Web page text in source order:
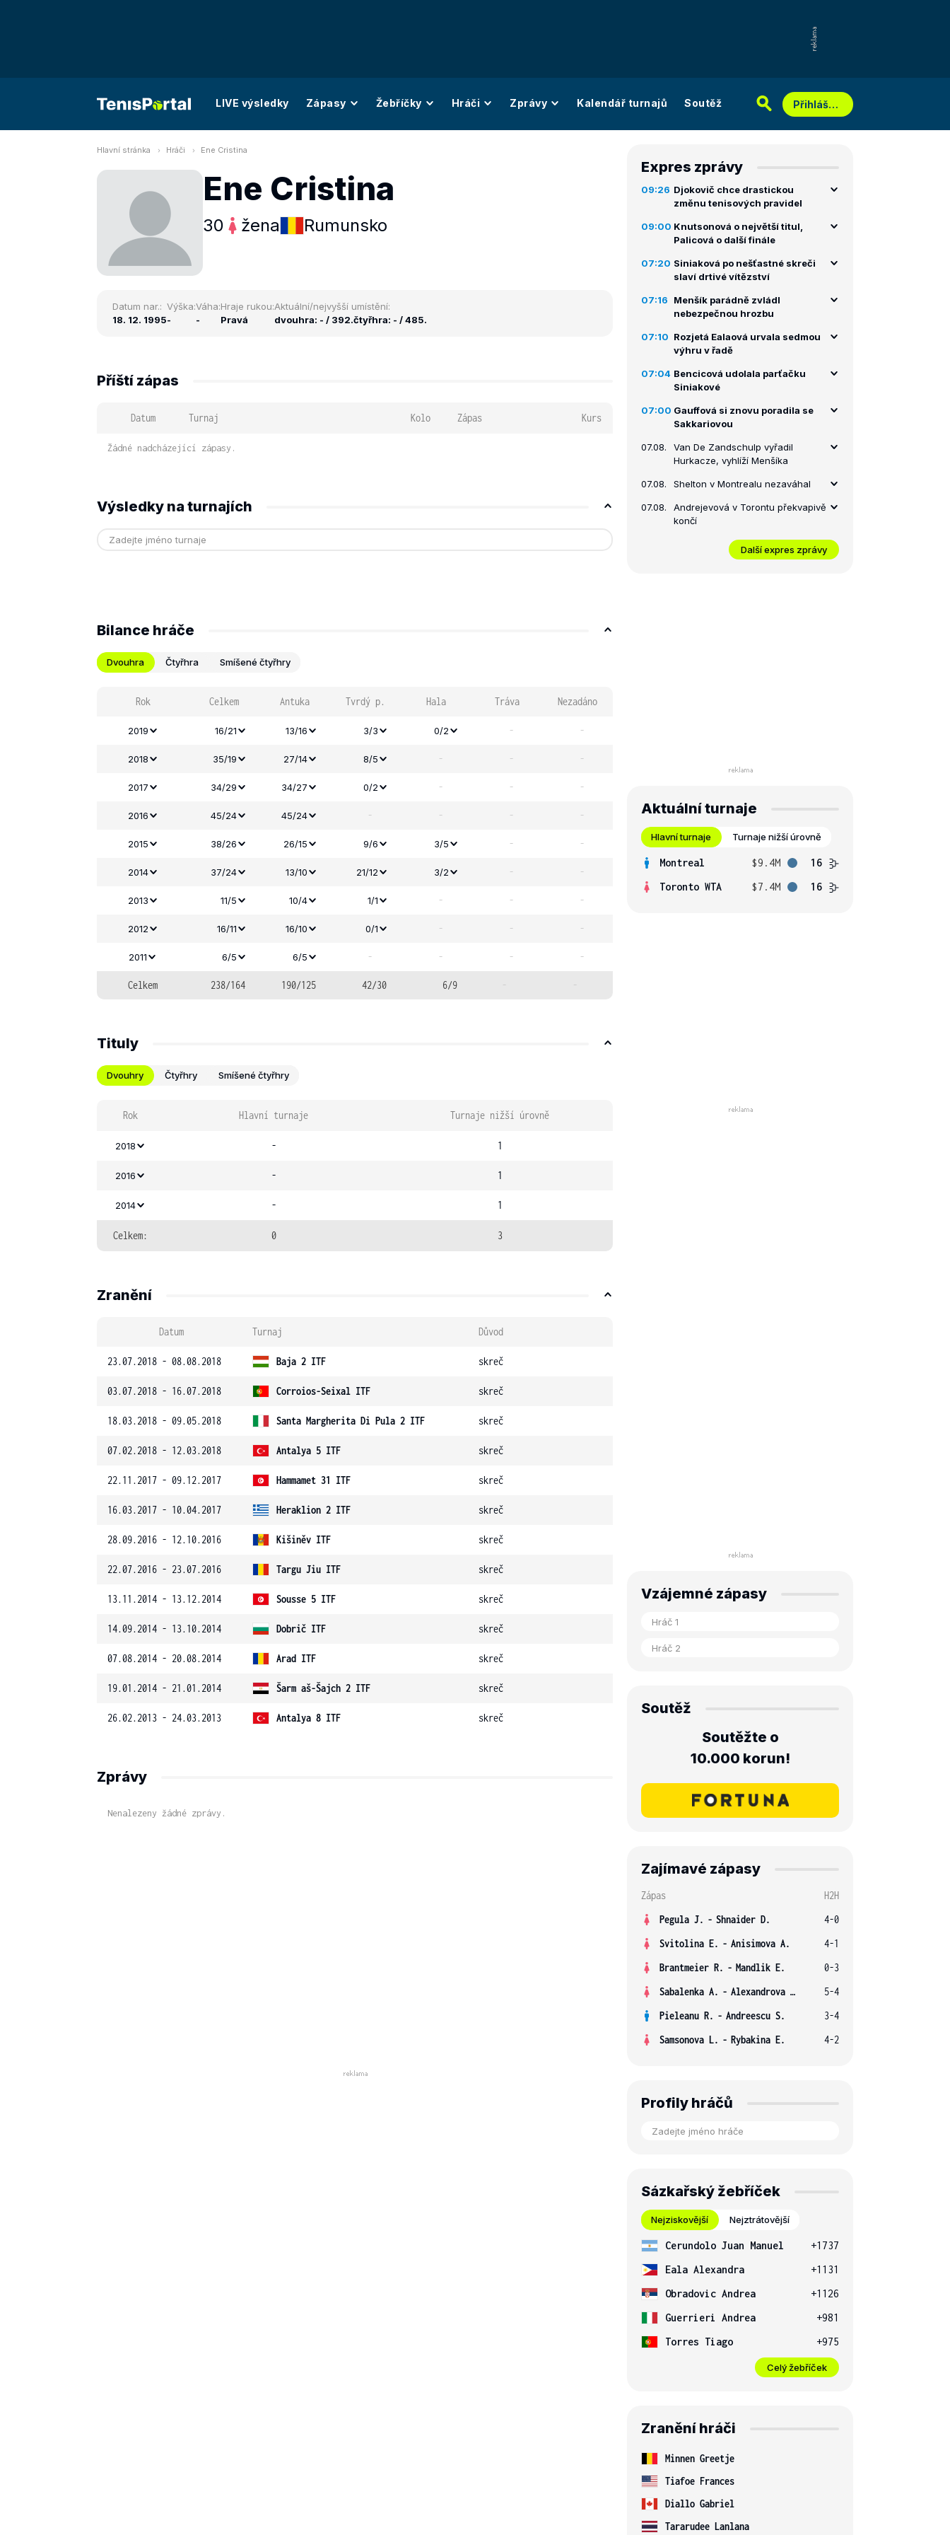
LIVE výsledky Zápasy Žebříčky Hráči Zprávy Kalendář turnajů Soutěž Přihlášení
Hlavní stránka Hráči Ene Cristina
Ene Cristina
30 žena Rumunsko
Datum nar.:
18. 12. 1995
Výška:
-
Váha:
-
Hraje rukou:
Pravá
Aktuální/nejvyšší umístění:
dvouhra: - / 392.čtyřhra: - / 485.
Příští zápas
Datum Turnaj Kolo Zápas Kurs
Žádné nadcházející zápasy.
Výsledky na turnajích
Bilance hráče
Dvouhra Čtyřhra Smíšené čtyřhry
Rok Celkem Antuka Tvrdý p. Hala Tráva Nezadáno
2019 16/21 13/16 3/3 0/2 - -
2018 35/19 27/14 8/5 - - -
2017 34/29 34/27 0/2 - - -
2016 45/24 45/24 - - - -
2015 38/26 26/15 9/6 3/5 - -
2014 37/24 13/10 21/12 3/2 - -
2013 11/5 10/4 1/1 - - -
2012 16/11 16/10 0/1 - - -
2011 6/5 6/5 - - - -
Celkem 238/164 190/125 42/30 6/9 - -
Tituly
Dvouhry Čtyřhry Smíšené čtyřhry
Rok Hlavní turnaje Turnaje nižší úrovně
2018 - 1
2016 - 1
2014 - 1
Celkem: 0 3
Zranění
Datum Turnaj Důvod
23.07.2018 - 08.08.2018 Baja 2 ITF skreč
03.07.2018 - 16.07.2018 Corroios-Seixal ITF skreč
18.03.2018 - 09.05.2018 Santa Margherita Di Pula 2 ITF skreč
07.02.2018 - 12.03.2018 Antalya 5 ITF skreč
22.11.2017 - 09.12.2017 Hammamet 31 ITF skreč
16.03.2017 - 10.04.2017 Heraklion 2 ITF skreč
28.09.2016 - 12.10.2016 Kišiněv ITF skreč
22.07.2016 - 23.07.2016 Targu Jiu ITF skreč
13.11.2014 - 13.12.2014 Sousse 5 ITF skreč
14.09.2014 - 13.10.2014 Dobrič ITF skreč
07.08.2014 - 20.08.2014 Arad ITF skreč
19.01.2014 - 21.01.2014 Šarm aš-Šajch 2 ITF skreč
26.02.2013 - 24.03.2013 Antalya 8 ITF skreč
Zprávy
Nenalezeny žádné zprávy.
Expres zprávy
09:26 Djokovič chce drastickou
změnu tenisových pravidel
09:00 Knutsonová o největší titul,
Palicová o další finále
07:20 Siniaková po nešťastné skreči
slaví drtivé vítězství
07:16
Menšík parádně zvládl
nebezpečnou hrozbu
07:10 Rozjetá Ealaová urvala sedmou
výhru v řadě
07:04 Bencicová udolala parťačku
Siniakové
07:00 Gauffová si znovu poradila se
Sakkariovou
07.08.
Van De Zandschulp vyřadil
Hurkacze, vyhlíží Menšíka
07.08. Shelton v Montrealu nezaváhal
07.08.
Andrejevová v Torontu překvapivě
končí
Další expres zprávy
Aktuální turnaje
Hlavní turnaje Turnaje nižší úrovně
Montreal $9.4M
16
Toronto WTA
$7.4M 16
Vzájemné zápasy
Soutěž
Soutěžte o
10.000 korun!
Zajímavé zápasy
Zápas
H2H
Pegula J. - Shnaider D.
4-0
Svitolina E. - Anisimova A.
4-1
Brantmeier R. - Mandlik E.
0-3
Sabalenka A. - Alexandrova E.
5-4
Pieleanu R. - Andreescu S.
3-4
Samsonova L. - Rybakina E. 4-2
Profily hráčů
Sázkařský žebříček
Nejziskovější Nejztrátovější
Cerundolo Juan Manuel
+1737
Eala Alexandra
+1131
Obradovic Andrea
+1126
Guerrieri Andrea
+981
Torres Tiago
+975
Celý žebříček
Zranění hráči
Minnen Greetje
Tiafoe Frances
Diallo Gabriel
Tararudee Lanlana